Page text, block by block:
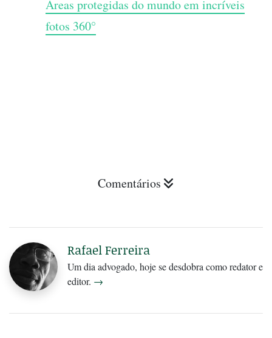
Áreas protegidas do mundo em incríveis
fotos 360°
Comentários
Rafael Ferreira
Um dia advogado, hoje se desdobra como redator e
editor. →